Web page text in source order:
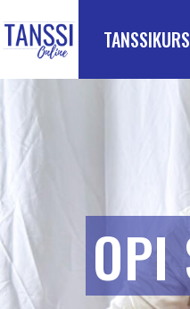
OPI